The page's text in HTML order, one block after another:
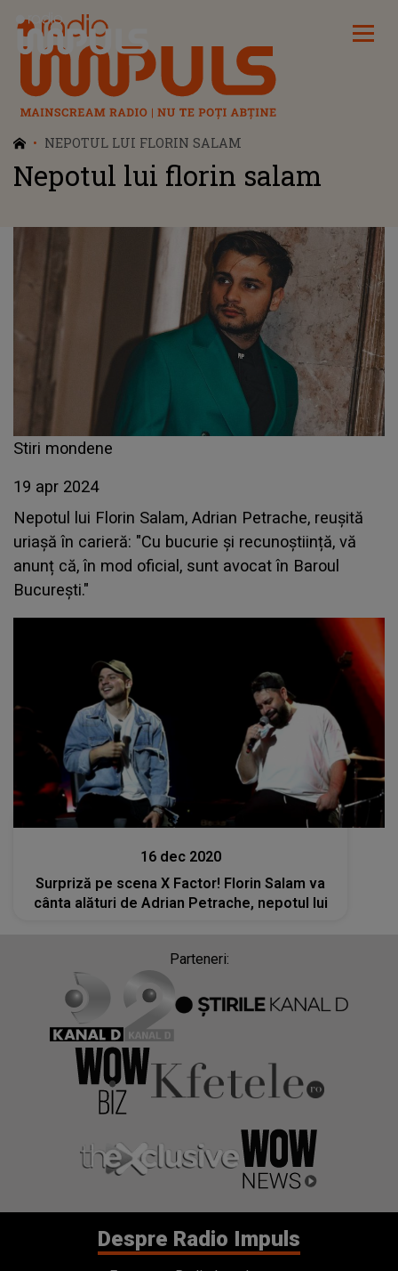
Radio Impuls
NEPOTUL LUI FLORIN SALAM
Nepotul lui florin salam
Stiri mondene
19 apr 2024
Nepotul lui Florin Salam, Adrian Petrache, reușită
uriașă în carieră: "Cu bucurie și recunoștiință, vă
anunț că, în mod oficial, sunt avocat în Baroul
București."
Stiri
16 dec 2020
Surpriză pe scena X Factor! Florin Salam va
cânta alături de Adrian Petrache, nepotul lui
Parteneri:
Despre Radio Impuls